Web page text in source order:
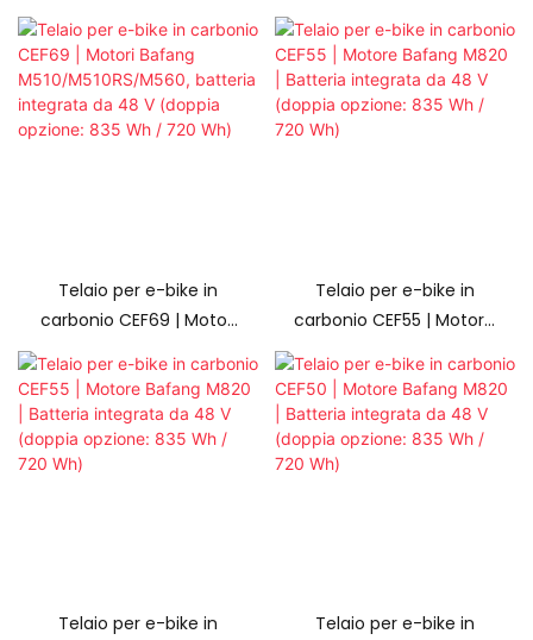
motore SHIMANO
EP8100/EP801, batteria
integrata: SHIMANO BT-
E8036 (630 Wh)/BT-
M510/M510RS/M560,
batteria integrata da 48
V (doppia opzione: 835
Wh / 720 Wh)
Telaio per e-bike in
carbonio CEF69 | Motori
M510/M510RS/M560,
batteria integrata da 48
V (doppia opzione: 835
Wh / 720 Wh)
Telaio per e-bike in
carbonio CEF55 | Motore
integrata da 48 V
(doppia opzione: 835
Wh / 720 Wh)
Telaio per e-bike in
Telaio per e-bike in